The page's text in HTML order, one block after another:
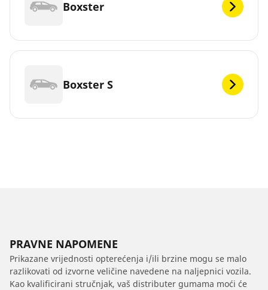
Boxster
Boxster S
PRAVNE NAPOMENE
Prikazane vrijednosti opterećenja i/ili brzine mogu se malo
razlikovati od izvorne veličine navedene na naljepnici vozila.
Kao kvalificirani stručnjak, vaš distributer gumama moći će